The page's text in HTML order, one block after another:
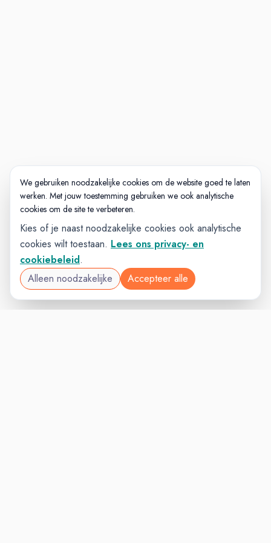
We gebruiken noodzakelijke cookies om de website goed te laten
werken. Met jouw toestemming gebruiken we ook analytische
cookies om de site te verbeteren.
Kies of je naast noodzakelijke cookies ook analytische
cookies wilt toestaan. Lees ons privacy- en
cookiebeleid.
Alleen noodzakelijke
Accepteer alle